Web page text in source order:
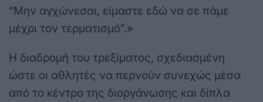
“Μην αγχώνεσαι, είμαστε εδώ να σε πάμε
μέχρι τον τερματισμό”.»
Η διαδρομή του τρεξίματος, σχεδιασμένη
ώστε οι αθλητές να περνούν συνεχώς μέσα
από το κέντρο της διοργάνωσης και δίπλα